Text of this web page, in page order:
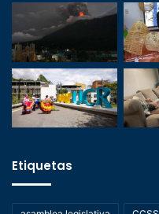
Etiquetas